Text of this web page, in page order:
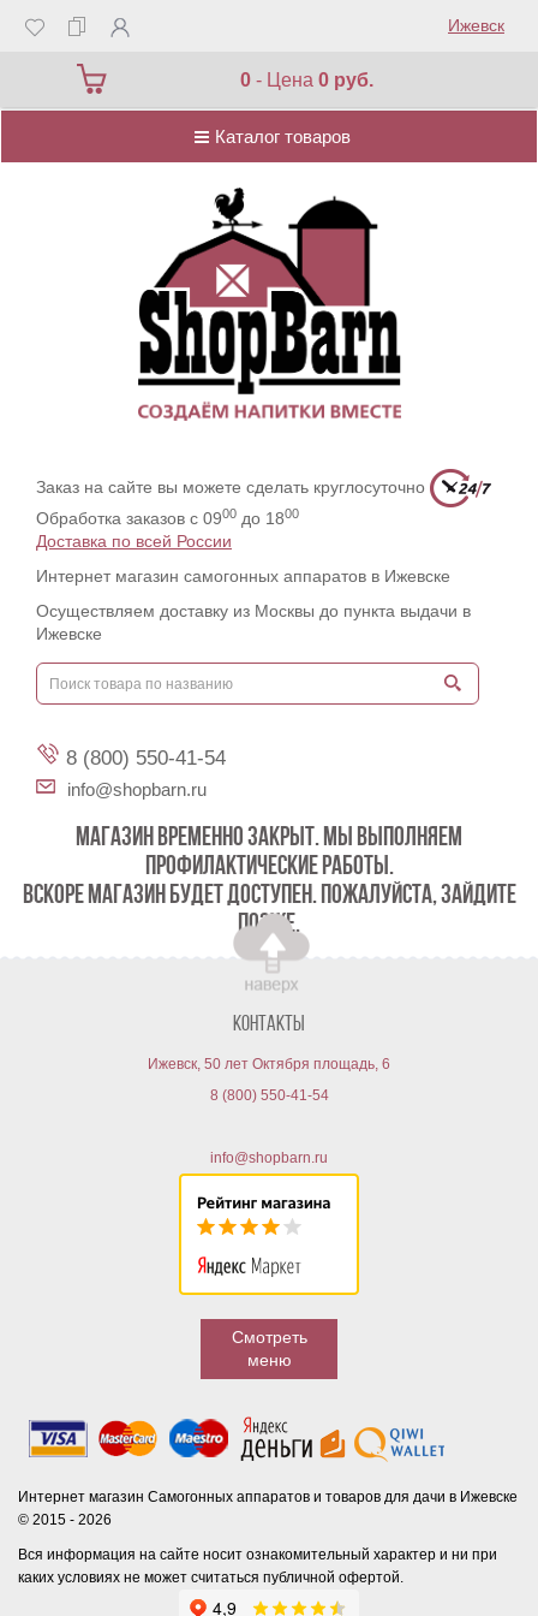
Ижевск
0 - Цена0 руб.
Каталог товаров
Каталог товаров
Заказ на сайте вы можете сделать круглосуточно
Обработка заказов с 0900 до 1800
Доставка по всей России
Интернет магазин самогонных аппаратов в Ижевске
Осуществляем доставку из Москвы до пункта выдачи в
Ижевске
8 (800) 550-41-54
info@shopbarn.ru
МАГАЗИН ВРЕМЕННО ЗАКРЫТ. МЫ ВЫПОЛНЯЕМ
ПРОФИЛАКТИЧЕСКИЕ РАБОТЫ.
ВСКОРЕ МАГАЗИН БУДЕТ ДОСТУПЕН. ПОЖАЛУЙСТА, ЗАЙДИТЕ
ПОЗЖЕ.
Контакты
Ижевск, 50 лет Октября площадь, 6
8 (800) 550-41-54
info@shopbarn.ru
Смотреть
меню
Интернет магазин Самогонных аппаратов и товаров для дачи в Ижевске
© 2015 - 2026
Вся информация на сайте носит ознакомительный характер и ни при
каких условиях не может считаться публичной офертой.